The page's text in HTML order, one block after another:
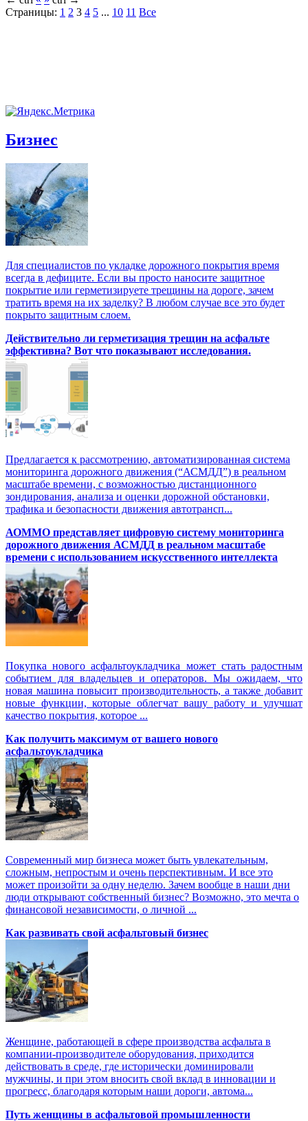
Страницы: 1 2 3 4 5 ... 10 11 Все
Бизнес
Для специалистов по укладке дорожного покрытия время
всегда в дефиците. Если вы просто наносите защитное
покрытие или герметизируете трещины на дороге, зачем
тратить время на их заделку? В любом случае все это будет
покрыто защитным слоем.
Действительно ли герметизация трещин на асфальте
эффективна? Вот что показывают исследования.
Предлагается к рассмотрению, автоматизированная система
мониторинга дорожного движения (“АСМДД”) в реальном
масштабе времени, с возможностью дистанционного
зондирования, анализа и оценки дорожной обстановки,
трафика и безопасности движения автотрансп...
АОММО представляет цифровую cистему мониторинга
дорожного движения АСМДД в реальном масштабе
времени с использованием искусственного интеллекта
Покупка нового асфальтоукладчика может стать радостным
событием для владельцев и операторов. Мы ожидаем, что
новая машина повысит производительность, а также добавит
новые функции, которые облегчат вашу работу и улучшат
качество покрытия, которое ...
Как получить максимум от вашего нового
асфальтоукладчика
Современный мир бизнеса может быть увлекательным,
сложным, непростым и очень перспективным. И все это
может произойти за одну неделю. Зачем вообще в наши дни
люди открывают собственный бизнес? Возможно, это мечта о
финансовой независимости, о личной ...
Как развивать свой асфальтовый бизнес
Женщине, работающей в сфере производства асфальта в
компании-производителе оборудования, приходится
действовать в среде, где исторически доминировали
мужчины, и при этом вносить свой вклад в инновации и
прогресс, благодаря которым наши дороги, автома...
Путь женщины в асфальтовой промышленности